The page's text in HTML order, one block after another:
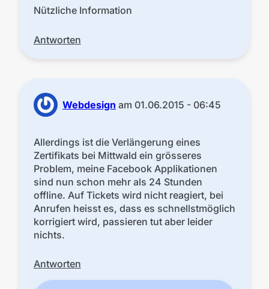
Nützliche Information
Antworten
Webdesign am 01.06.2015 - 06:45
Allerdings ist die Verlängerung eines
Zertifikats bei Mittwald ein grösseres
Problem, meine Facebook Applikationen
sind nun schon mehr als 24 Stunden
offline. Auf Tickets wird nicht reagiert, bei
Anrufen heisst es, dass es schnellstmöglich
korrigiert wird, passieren tut aber leider
nichts.
Antworten